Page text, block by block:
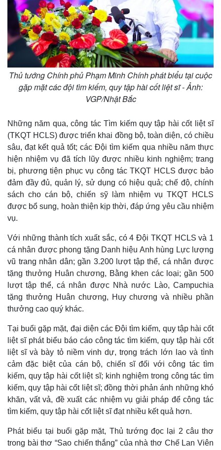
Thế giới
Quan sát
Cuộc sống đó đây
Hồ sơ
Multimedia
Video
Ảnh
Thủ tướng Chính phủ Phạm Minh Chính phát biểu tại cuộc
gặp mặt các đội tìm kiếm, quy tập hài cốt liệt sĩ - Ảnh:
VGP/Nhật Bắc
Những năm qua, công tác Tìm kiếm quy tập hài cốt liệt sĩ
(TKQT HCLS) được triển khai đồng bộ, toàn diện, có chiều
sâu, đạt kết quả tốt; các Đội tìm kiếm qua nhiều năm thực
hiện nhiệm vụ đã tích lũy được nhiều kinh nghiệm; trang
bị, phương tiện phục vụ công tác TKQT HCLS được bảo
đảm đầy đủ, quản lý, sử dụng có hiệu quả; chế độ, chính
sách cho cán bộ, chiến sỹ làm nhiệm vụ TKQT HCLS
được bổ sung, hoàn thiện kịp thời, đáp ứng yêu cầu nhiệm
vụ.
Với những thành tích xuất sắc, có 4 Đội TKQT HCLS và 1
cá nhân được phong tặng Danh hiệu Anh hùng Lực lượng
vũ trang nhân dân; gần 3.200 lượt tập thể, cá nhân được
tặng thưởng Huân chương, Bằng khen các loại; gần 500
lượt tập thể, cá nhân được Nhà nước Lào, Campuchia
tặng thưởng Huân chương, Huy chương và nhiều phần
thưởng cao quý khác.
Tại buổi gặp mặt, đại diện các Đội tìm kiếm, quy tập hài cốt
liệt sĩ phát biểu báo cáo công tác tìm kiếm, quy tập hài cốt
liệt sĩ và bày tỏ niềm vinh dự, trọng trách lớn lao và tình
cảm đặc biệt của cán bộ, chiến sĩ đối với công tác tìm
kiếm, quy tập hài cốt liệt sĩ; kinh nghiệm trong công tác tìm
kiếm, quy tập hài cốt liệt sĩ; đồng thời phản ánh những khó
khăn, vất vả, đề xuất các nhiệm vụ giải pháp để công tác
tìm kiếm, quy tập hài cốt liệt sĩ đạt nhiều kết quả hơn.
Phát biểu tại buổi gặp mặt, Thủ tướng đọc lại 2 câu thơ
trong bài thơ “Sao chiến thắng” của nhà thơ Chế Lan Viên